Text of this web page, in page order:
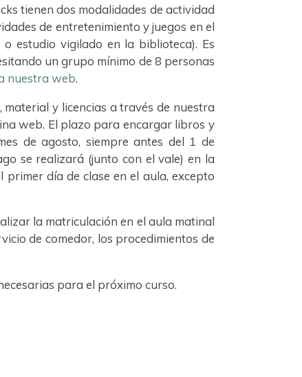
tienen dos modalidades de actividad
de entretenimiento y juegos en el
estudio vigilado en la biblioteca). Es
un grupo mínimo de 8 personas
nuestra web.
y licencias a través de nuestra
web. El plazo para encargar libros y
de agosto, siempre antes del 1 de
se realizará (junto con el vale) en la
día de clase en el aula, excepto
la matriculación en el aula matinal
de comedor, los procedimientos de
para el próximo curso.